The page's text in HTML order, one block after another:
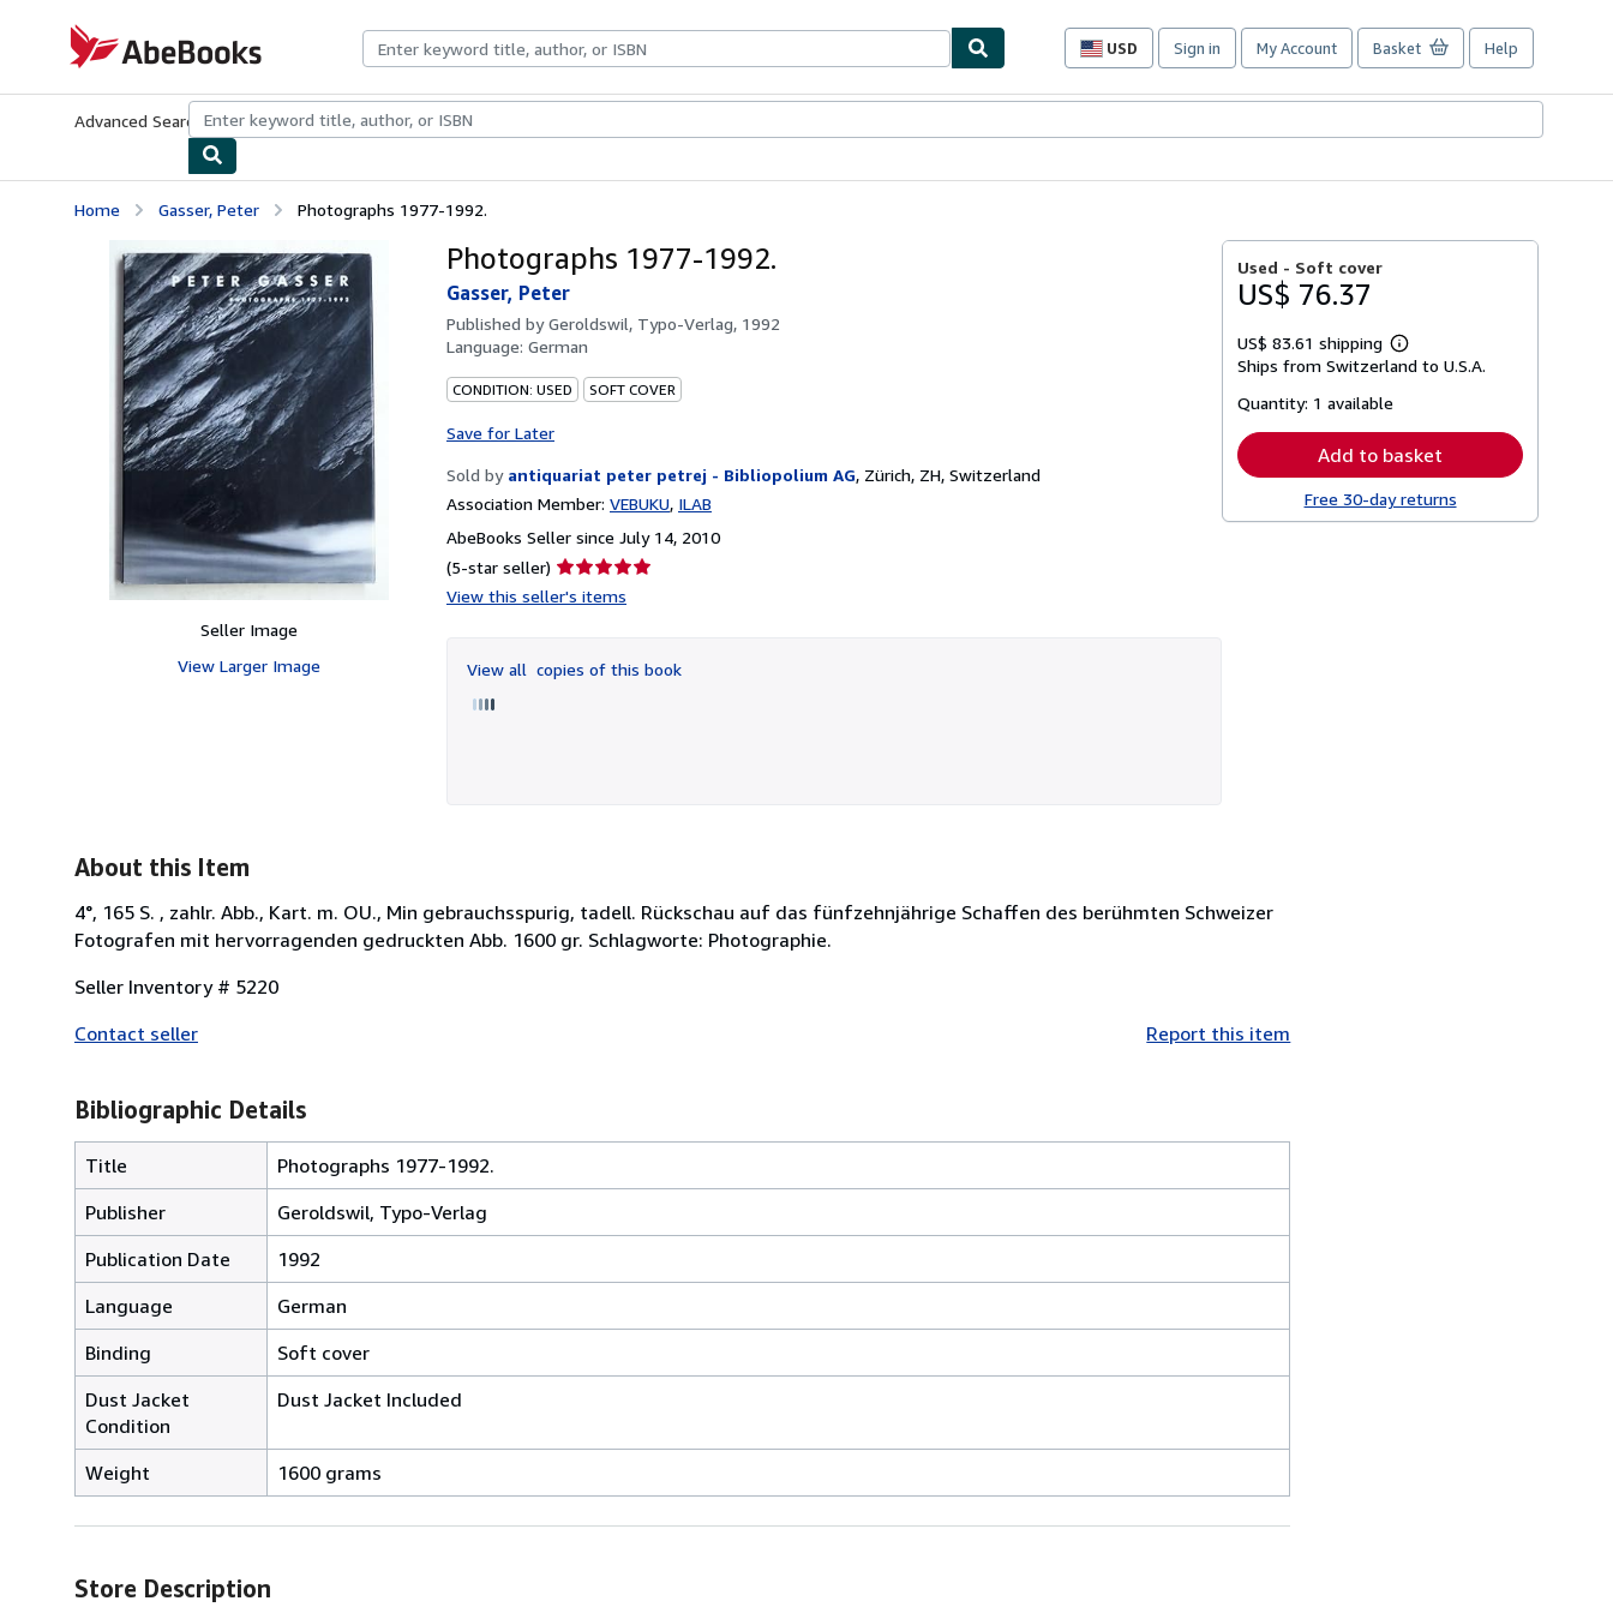
AbeBooks.com
USD
Site
preferences
Sign in My Account Basket Help
Advanced Search Browse CollectionsRare BooksArt & Collectibles
Home Gasser, Peter Photographs 1977-1992.
Seller Image
View Larger Image
Photographs 1977-1992.
Gasser, Peter
Published byGeroldswil, Typo-Verlag, 1992
Language: German
CONDITION: USED SOFT COVER
Save for Later
Sold by antiquariat peter petrej - Bibliopolium AG, Zürich, ZH, Switzerland
Association Member: VEBUKU ILAB
AbeBooks Seller since July 14, 2010
(5-star seller) Seller
rating
of
5
View this seller's items
View all copies of this book
Used - Soft cover
US$ 76.37
US$ 83.61 shipping
Learn
more
Ships from Switzerland to U.S.A.
Quantity: 1 available
Add to basket
Free 30-day returns
About this Item
4°, 165 S. , zahlr. Abb., Kart. m. OU., Min gebrauchsspurig, tadell. Rückschau auf das fünfzehnjährige Schaffen des berühmten Schweizer
Fotografen mit hervorragenden gedruckten Abb. 1600 gr. Schlagworte: Photographie.
Seller Inventory # 5220
Contact seller
Report this item
Bibliographic Details
Title
Photographs 1977-1992.
Publisher
Geroldswil, Typo-Verlag
Publication Date
1992
Language
German
Binding
Soft cover
Dust Jacket
Condition
Dust Jacket Included
Weight 1600 grams
Store Description